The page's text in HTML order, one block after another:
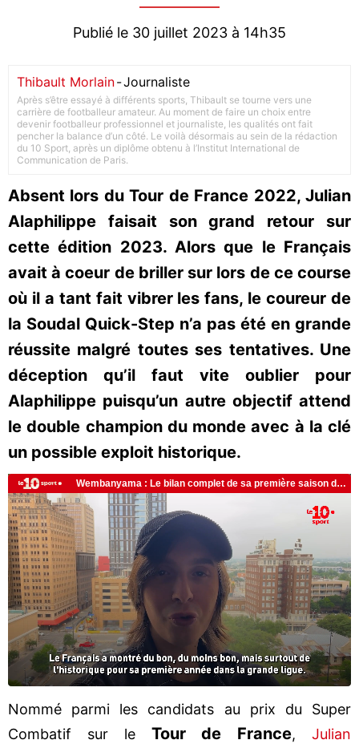
Publié le 30 juillet 2023 à 14h35
Thibault Morlain-Journaliste
Après s’être essayé à différents sports, Thibault se tourne vers une
carrière de footballeur amateur. Au moment de faire un choix entre
devenir footballeur professionnel et journaliste, les qualités ont fait
pencher la balance d’un côté. Le voilà désormais au sein de la rédaction
du 10 Sport, après un diplôme obtenu à l’Institut International de
Communication de Paris.
Absent lors du Tour de France 2022, Julian
Alaphilippe faisait son grand retour sur
cette édition 2023. Alors que le Français
avait à coeur de briller sur lors de ce course
où il a tant fait vibrer les fans, le coureur de
la Soudal Quick-Step n’a pas été en grande
réussite malgré toutes ses tentatives. Une
déception qu’il faut vite oublier pour
Alaphilippe puisqu’un autre objectif attend
le double champion du monde avec à la clé
un possible exploit historique.
Nommé parmi les candidats au prix du Super
Combatif sur le Tour de France,Julian